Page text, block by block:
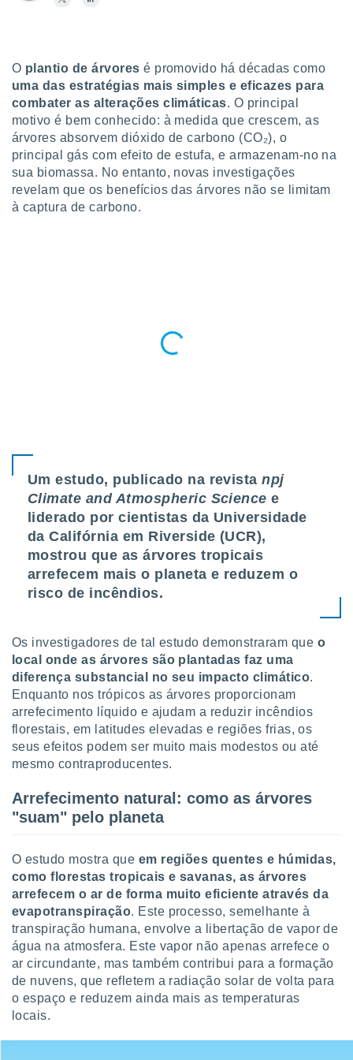
Pode
nossa
e
a
cookies
parte
cookies
ou
Pode
de
ao
através
nós e
para
e
como a
este sitio
IP e
de
possam
com
O plantio de árvores é promovido há décadas como
uma das estratégias mais simples e eficazes para
combater as alterações climáticas. O principal
motivo é bem conhecido: à medida que crescem, as
árvores absorvem dióxido de carbono (CO₂), o
principal gás com efeito de estufa, e armazenam-no na
sua biomassa. No entanto, novas investigações
revelam que os benefícios das árvores não se limitam
à captura de carbono.
Um estudo, publicado na revistanpj
Climate and Atmospheric Science e
liderado por cientistas da Universidade
da Califórnia em Riverside (UCR),
mostrou que as árvores tropicais
arrefecem mais o planeta e reduzem o
risco de incêndios.
Os investigadores de tal estudo demonstraram que o
local onde as árvores são plantadas faz uma
diferença substancial no seu impacto climático.
Enquanto nos trópicos as árvores proporcionam
arrefecimento líquido e ajudam a reduzir incêndios
florestais, em latitudes elevadas e regiões frias, os
seus efeitos podem ser muito mais modestos ou até
mesmo contraproducentes.
Arrefecimento natural: como as árvores
"suam" pelo planeta
O estudo mostra que em regiões quentes e húmidas,
como florestas tropicais e savanas, as árvores
arrefecem o ar de forma muito eficiente através da
evapotranspiração. Este processo, semelhante à
transpiração humana, envolve a libertação de vapor de
água na atmosfera. Este vapor não apenas arrefece o
ar circundante, mas também contribui para a formação
de nuvens, que refletem a radiação solar de volta para
o espaço e reduzem ainda mais as temperaturas
locais.